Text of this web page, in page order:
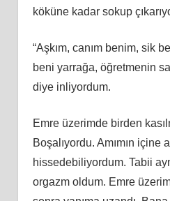
köküne kadar sokup
“Aşkım, canım benim, sik
beni yarrağa, öğretmenin
diye inliyordum.
Emre üzerimde birden
Boşalıyordu. Amımın içine
hissedebiliyordum. Tabii
orgazm oldum. Emre